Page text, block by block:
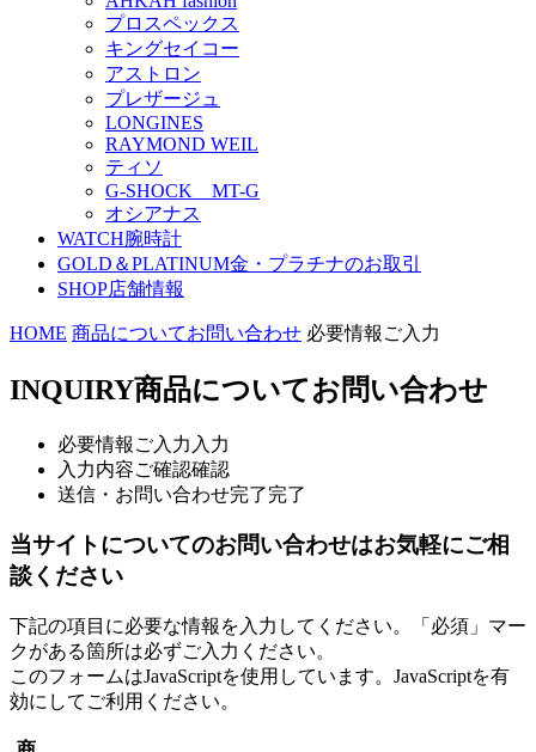
プロスペックス
キングセイコー
アストロン
プレザージュ
LONGINES
RAYMOND WEIL
ティソ
G-SHOCK MT-G
オシアナス
WATCH腕時計
GOLD＆PLATINUM金・プラチナのお取引
SHOP店舗情報
HOME 商品についてお問い合わせ 必要情報ご入力
INQUIRY商品についてお問い合わせ
必要情報ご入力 入力
入力内容ご確認確認
送信・お問い合わせ完了完了
当サイトについてのお問い合わせはお気軽にご相
談ください
下記の項目に必要な情報を入力してください。「必須」マー
クがある箇所は必ずご入力ください。
このフォームはJavaScriptを使用しています。JavaScriptを有
効にしてご利用ください。